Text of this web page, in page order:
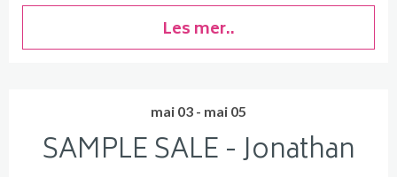
Les mer..
mai 03 - mai 05
SAMPLE SALE - Jonathan